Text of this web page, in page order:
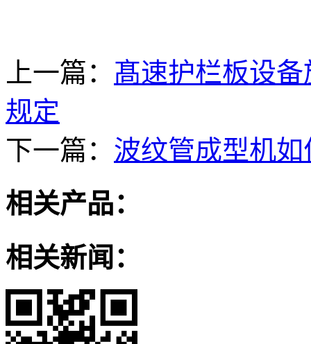
上一篇： 髙速护栏板设
规定
下一篇： 波纹管成型机
相关产品：
相关新闻：